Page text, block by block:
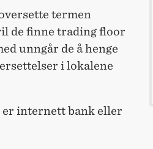
termen
de finne trading floor
unngår de å henge
i lokalene
er internett bank eller